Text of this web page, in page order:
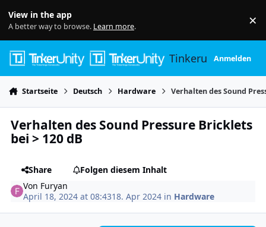
View in the app
A better way to browse. Learn more. ×
TinkerunityAnmelden
Startseite Deutsch Hardware Verhalten des Sound
Verhalten des Sound Pressure Bricklets
bei > 120 dB
Share
Folgen diesem Inhalt
Von Furyan
April 18, 2024 at 08:4318. Apr 2024 in Hardware